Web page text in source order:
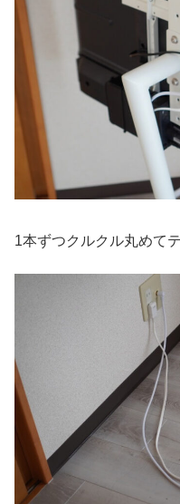
1本ずつクルクル丸めて